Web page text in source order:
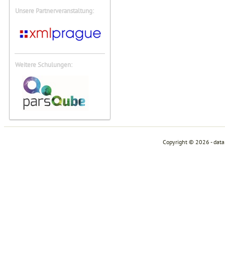
Unsere Partnerveranstaltung:
Weitere Schulungen:
Copyright © 2026 -